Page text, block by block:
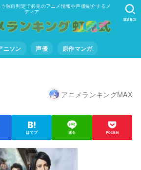
独自判定で必見のアニメ情報や声優紹介するメ
ディア
ニソン 声優 原作マンガ
SEARCH
アニメランキングMAX
はてブ 送る Pocket